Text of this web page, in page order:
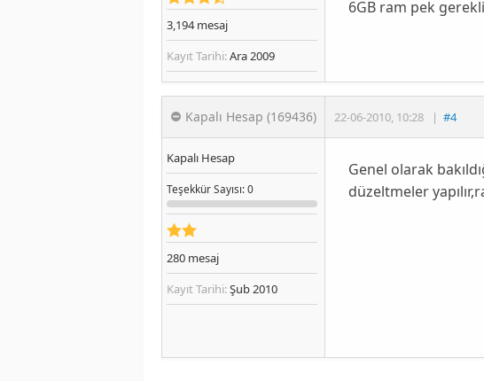
3,194mesaj
Kayıt Tarihi:Ara 2009
6GB ram pek
Kapalı Hesap (169436) 22-06-2010, 10:28 | #4
Kapalı Hesap
TeşekkürSayısı: 0
280 mesaj
Kayıt Tarihi:Şub 2010
Genel olarak
düzeltmeler